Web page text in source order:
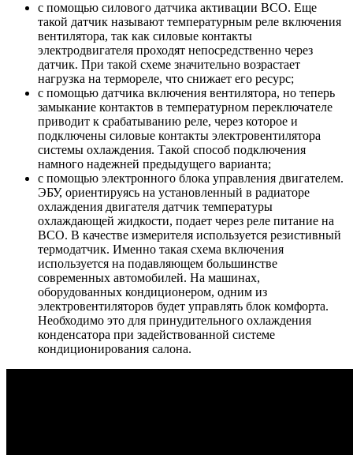
с помощью силового датчика активации ВСО. Еще
такой датчик называют температурным реле включения
вентилятора, так как силовые контакты
электродвигателя проходят непосредственно через
датчик. При такой схеме значительно возрастает
нагрузка на термореле, что снижает его ресурс;
с помощью датчика включения вентилятора, но теперь
замыкание контактов в температурном переключателе
приводит к срабатыванию реле, через которое и
подключены силовые контакты электровентилятора
системы охлаждения. Такой способ подключения
намного надежней предыдущего варианта;
с помощью электронного блока управления двигателем.
ЭБУ, ориентируясь на установленный в радиаторе
охлаждения двигателя датчик температуры
охлаждающей жидкости, подает через реле питание на
ВСО. В качестве измерителя используется резистивный
термодатчик. Именно такая схема включения
используется на подавляющем большинстве
современных автомобилей. На машинах,
оборудованных кондиционером, одним из
электровентиляторов будет управлять блок комфорта.
Необходимо это для принудительного охлаждения
конденсатора при задействованной системе
кондиционирования салона.